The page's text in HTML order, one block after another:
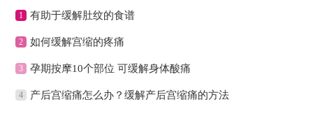
1 有助于缓解肚纹的食谱
2 如何缓解宫缩的疼痛
3 孕期按摩10个部位 可缓解身体酸痛
4 产后宫缩痛怎么办？缓解产后宫缩痛的方法